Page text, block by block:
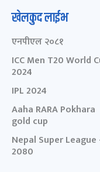
खेलकुद लाईभ
एनपीएल २०८१
ICC Men T20 World
2024
IPL 2024
Aaha RARA Pokhara
gold cup
Nepal Super League
2080